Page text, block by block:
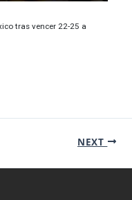
tras vencer 22-25 a
NEXT